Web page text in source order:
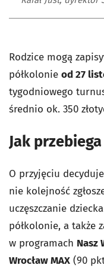
Rodzice mogą
półkolonie od 27
tygodniowego
średnio ok. 350
Jak
O przyjęciu
nie kolejność
uczęszczanie
półkolonie, a także
w programach Nasz
Wrocław MAX (90